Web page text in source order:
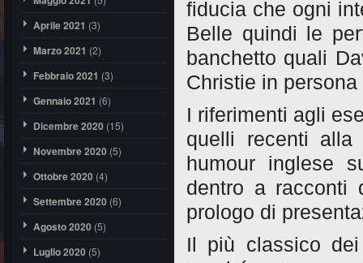
Aprile 2021 (3)
Marzo 2021 (2)
Febbraio 2021 (3)
Gennaio 2021 (6)
Dicembre 2020 (15)
Novembre 2020 (5)
Ottobre 2020 (4)
Settembre 2020 (6)
Agosto 2020 (5)
Luglio 2020 (5)
fiducia che ogni
Belle quindi le
banchetto quali
Christie in
I riferimenti agli
quelli recenti
humour inglese
dentro a racconti
prologo di
Il più classico